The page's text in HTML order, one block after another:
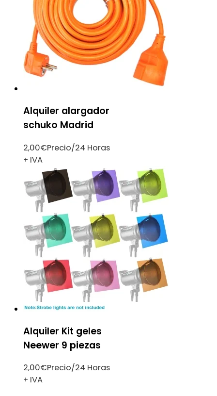
Alquiler alargador
schuko Madrid
2,00€Precio/24 Horas
+ IVA
Alquiler Kit geles
Neewer 9 piezas
2,00€Precio/24 Horas
+ IVA